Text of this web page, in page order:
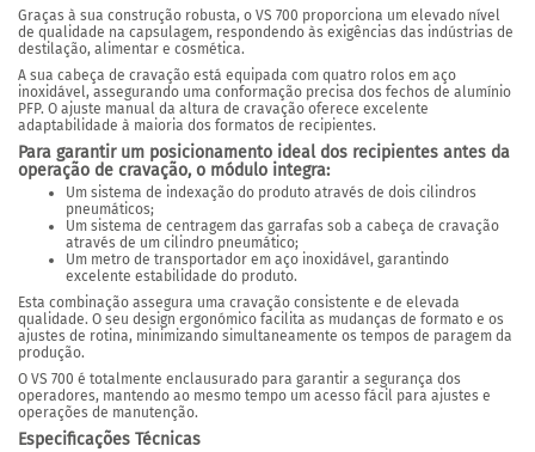
Graças à sua construção robusta, o VS 700 proporciona um elevado nível
de qualidade na capsulagem, respondendo às exigências das indústrias de
destilação, alimentar e cosmética.
A sua cabeça de cravação está equipada com quatro rolos em aço
inoxidável, assegurando uma conformação precisa dos fechos de alumínio
PFP. O ajuste manual da altura de cravação oferece excelente
adaptabilidade à maioria dos formatos de recipientes.
Para garantir um posicionamento ideal dos recipientes antes da
operação de cravação, o módulo integra:
Um sistema de indexação do produto através de dois cilindros
pneumáticos;
Um sistema de centragem das garrafas sob a cabeça de cravação
através de um cilindro pneumático;
Um metro de transportador em aço inoxidável, garantindo
excelente estabilidade do produto.
Esta combinação assegura uma cravação consistente e de elevada
qualidade. O seu design ergonómico facilita as mudanças de formato e os
ajustes de rotina, minimizando simultaneamente os tempos de paragem da
produção.
O VS 700 é totalmente enclausurado para garantir a segurança dos
operadores, mantendo ao mesmo tempo um acesso fácil para ajustes e
operações de manutenção.
Especificações Técnicas